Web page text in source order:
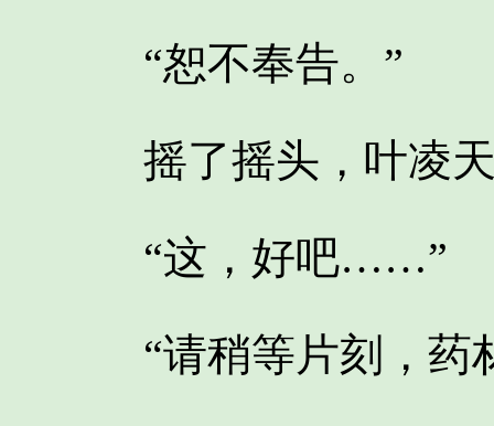
“恕不奉告。”
摇了摇头，叶凌天
“这，好吧……”
“请稍等片刻，药